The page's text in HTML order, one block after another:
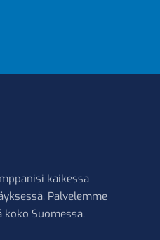
kaikessa
Palvelemme
Suomessa.